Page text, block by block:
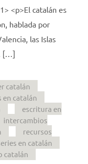
<p>El catalán es
hablada por
las Islas
[…]
catalán
en catalán
escritura en
intercambios
recursos
en catalán
catalán